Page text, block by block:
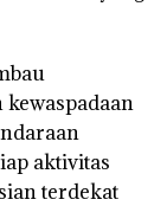
aktivitas
terdekat